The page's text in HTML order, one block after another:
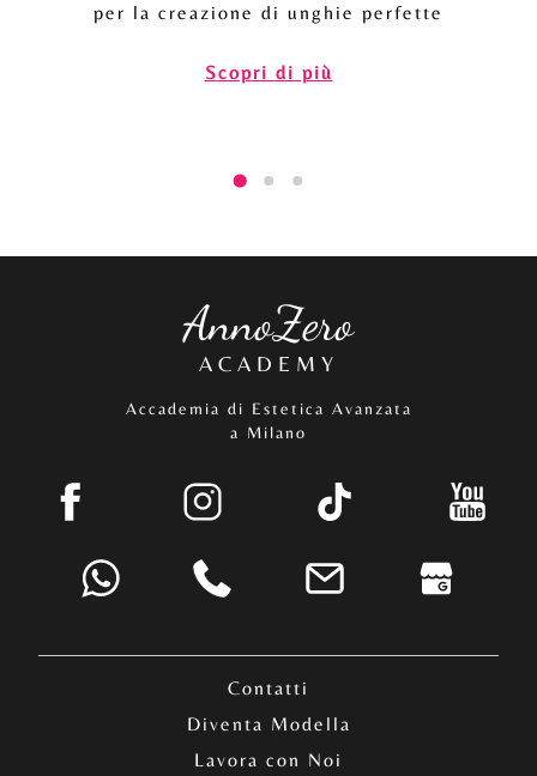
per la creazione di unghie perfette
Scopri di più
AnnoZero
ACADEMY
Accademia di Estetica Avanzata
a Milano
Contatti
Diventa Modella
Lavora con Noi